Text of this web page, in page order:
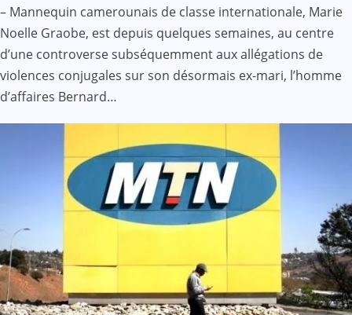
– Mannequin camerounais de classe internationale, Marie
Noelle Graobe, est depuis quelques semaines, au centre
d’une controverse subséquemment aux allégations de
violences conjugales sur son désormais ex-mari, l’homme
d’affaires Bernard…